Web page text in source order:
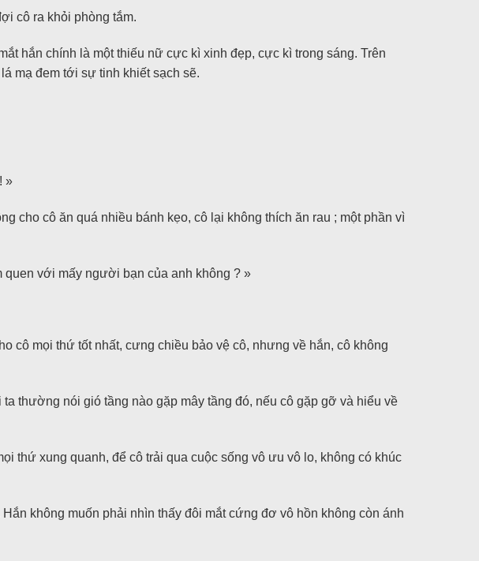
cô ra khỏi phòng tắm.
hắn chính là một thiếu nữ cực kì xinh đẹp, cực kì trong sáng. Trên
mạ đem tới sự tinh khiết sạch sẽ.
»
cho cô ăn quá nhiều bánh kẹo, cô lại không thích ăn rau ; một phần vì
quen với mấy người bạn của anh không ? »
cô mọi thứ tốt nhất, cưng chiều bảo vệ cô, nhưng về hắn, cô không
thường nói gió tầng nào gặp mây tầng đó, nếu cô gặp gỡ và hiểu về
thứ xung quanh, để cô trải qua cuộc sống vô ưu vô lo, không có khúc
không muốn phải nhìn thấy đôi mắt cứng đơ vô hồn không còn ánh